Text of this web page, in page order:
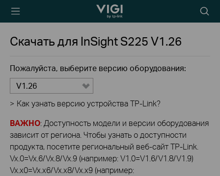
TP-Link, Reliably
icon
Скачать для InSight S225V1.26
Пожалуйста, выберите версию оборудования:
V1.26
> Как узнать версию устройства TP-Link?
ВАЖНО: Доступность модели и версии оборудования
зависит от региона. Чтобы узнать о доступности
продукта, посетите региональный веб-сайт TP-Link.
Vx.0=Vx.6/Vx.8/Vx.9 (например: V1.0=V1.6/V1.8/V1.9)
Vx.x0=Vx.x6/Vx.x8/Vx.x9 (например: